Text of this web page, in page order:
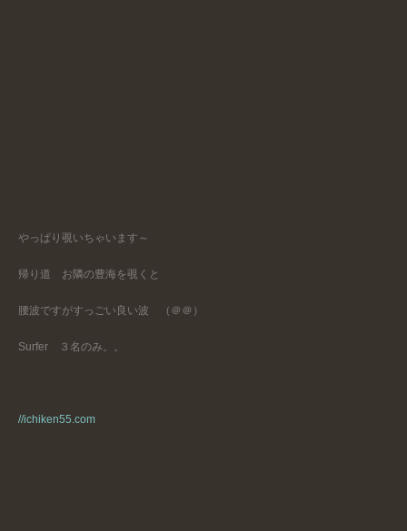
やっぱり覗いちゃいます～
帰り道 お隣の豊海を覗くと
腰波ですがすっごい良い波 （＠＠）
Surfer ３名のみ。。
//ichiken55.com